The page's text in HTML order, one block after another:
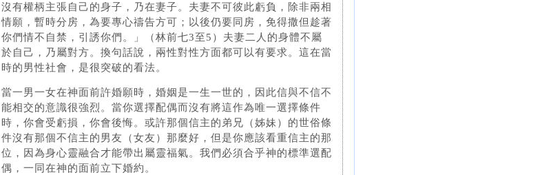
沒有權柄主張自己的身子，乃在妻子。夫妻不可彼此虧負，除非兩相
情願，暫時分房，為要專心禱告方可；以後仍要同房，免得撒但趁著
你們情不自禁，引誘你們。」（林前七3至5）夫妻二人的身體不屬
於自己，乃屬對方。換句話說，兩性對性方面都可以有要求。這在當
時的男性社會，是很突破的看法。
當一男一女在神面前許婚願時，婚姻是一生一世的，因此信與不信不
能相交的意識很強烈。當你選擇配偶而沒有將這作為唯一選擇條件
時，你會受虧損，你會後悔。或許那個信主的弟兄（姊妹）的世俗條
件沒有那個不信主的男友（女友）那麼好，但是你應該看重信主的那
位，因為身心靈融合才能帶出屬靈福氣。我們必須合乎神的標準選配
偶，一同在神的面前立下婚約。